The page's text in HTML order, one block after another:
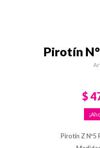
Pirotín
$
Pirotín Z Nº5